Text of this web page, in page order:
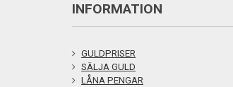
INFORMATION
GULDPRISER
SÄLJA GULD
LÅNA PENGAR